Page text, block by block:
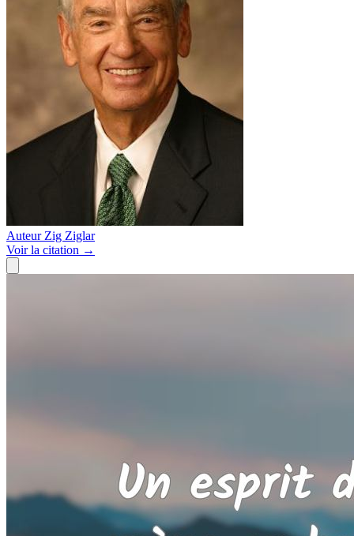
Auteur Zig Ziglar
Voirla citation →